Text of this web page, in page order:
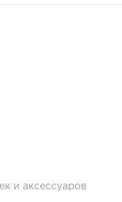
и аксессуаров